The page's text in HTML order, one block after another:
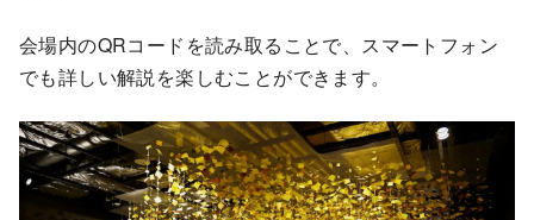
会場内のQRコードを読み取ることで、スマートフォン
でも詳しい解説を楽しむことができます。